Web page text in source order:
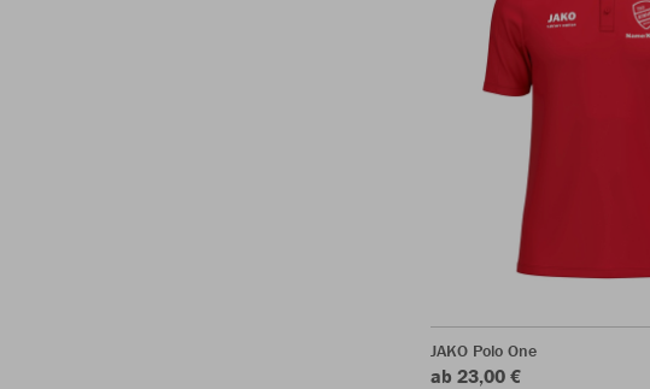
JAKO Polo One
ab 23,00 €